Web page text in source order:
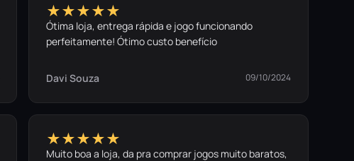
★★★★★
Ótima loja, entrega rápida e jogo funcionando
perfeitamente! Ótimo custo benefício
Davi Souza 09/10/2024
★★★★★
Muito boa a loja, da pra comprar jogos muito baratos,